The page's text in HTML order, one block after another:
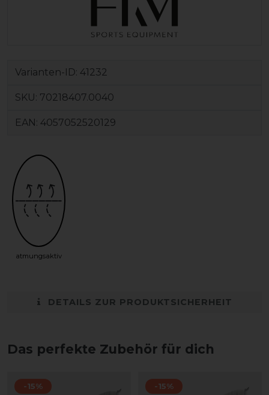
Varianten-ID: 41232
SKU: 70218407.0040
EAN: 4057052520129
atmungsaktiv
DETAILS ZUR PRODUKTSICHERHEIT
Das perfekte Zubehör für dich
-15% -15%